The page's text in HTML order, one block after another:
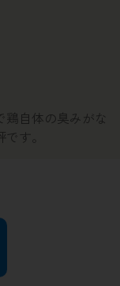
自体の臭みがな
す。